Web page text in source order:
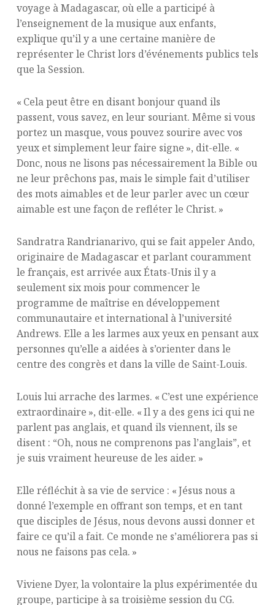
voyage à Madagascar, où elle a participé à
l’enseignement de la musique aux enfants,
explique qu’il y a une certaine manière de
représenter le Christ lors d’événements publics tels
que la Session.
« Cela peut être en disant bonjour quand ils
passent, vous savez, en leur souriant. Même si vous
portez un masque, vous pouvez sourire avec vos
yeux et simplement leur faire signe », dit-elle. «
Donc, nous ne lisons pas nécessairement la Bible ou
ne leur prêchons pas, mais le simple fait d’utiliser
des mots aimables et de leur parler avec un cœur
aimable est une façon de refléter le Christ. »
Sandratra Randrianarivo, qui se fait appeler Ando,
originaire de Madagascar et parlant couramment
le français, est arrivée aux États-Unis il y a
seulement six mois pour commencer le
programme de maîtrise en développement
communautaire et international à l’université
Andrews. Elle a les larmes aux yeux en pensant aux
personnes qu’elle a aidées à s’orienter dans le
centre des congrès et dans la ville de Saint-Louis.
Louis lui arrache des larmes. « C’est une expérience
extraordinaire », dit-elle. « Il y a des gens ici qui ne
parlent pas anglais, et quand ils viennent, ils se
disent : “Oh, nous ne comprenons pas l’anglais”, et
je suis vraiment heureuse de les aider. »
Elle réfléchit à sa vie de service : « Jésus nous a
donné l’exemple en offrant son temps, et en tant
que disciples de Jésus, nous devons aussi donner et
faire ce qu’il a fait. Ce monde ne s’améliorera pas si
nous ne faisons pas cela. »
Viviene Dyer, la volontaire la plus expérimentée du
groupe, participe à sa troisième session du CG.